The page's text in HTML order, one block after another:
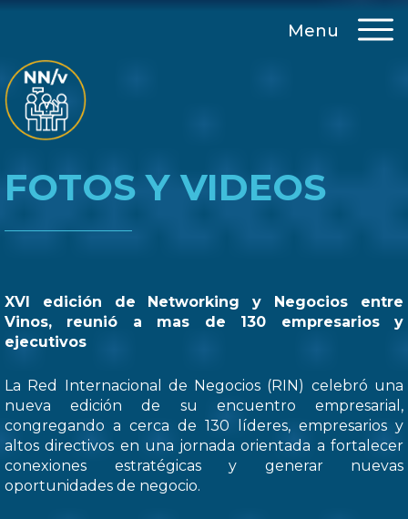
Menu
FOTOS Y VIDEOS
XVI edición de Networking y Negocios entre
Vinos, reunió a mas de 130 empresarios y
ejecutivos
La Red Internacional de Negocios (RIN) celebró una
nueva edición de su encuentro empresarial,
congregando a cerca de 130 líderes, empresarios y
altos directivos en una jornada orientada a fortalecer
conexiones estratégicas y generar nuevas
oportunidades de negocio.